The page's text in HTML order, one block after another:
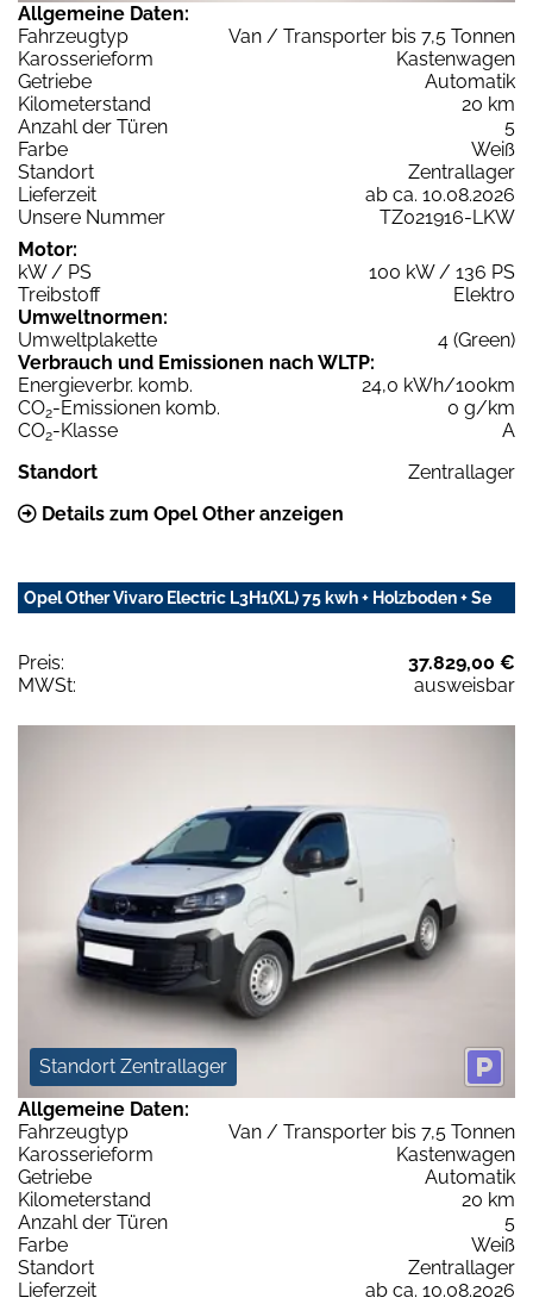
Allgemeine Daten:
Fahrzeugtyp
Van / Transporter bis 7,5 Tonnen
Karosserieform
Kastenwagen
Getriebe
Automatik
Kilometerstand
20 km
Anzahl der Türen
5
Farbe
Weiß
Standort
Zentrallager
Lieferzeit
ab ca. 10.08.2026
Unsere Nummer
TZ021916-LKW
Motor:
kW / PS
100 kW / 136 PS
Treibstoff
Elektro
Umweltnormen:
Umweltplakette
4 (Green)
Verbrauch und Emissionen nach WLTP:
Energieverbr. komb.
24,0 kWh/100km
CO2-Emissionen komb.
0 g/km
CO2-Klasse
A
Standort
Zentrallager
Details zum Opel Other anzeigen
Opel Other Vivaro Electric L3H1(XL) 75 kwh + Holzboden + Se
Preis:
37.829,00 €
MWSt:
ausweisbar
Standort Zentrallager
Allgemeine Daten:
Fahrzeugtyp
Van / Transporter bis 7,5 Tonnen
Karosserieform
Kastenwagen
Getriebe
Automatik
Kilometerstand
20 km
Anzahl der Türen
5
Farbe
Weiß
Standort
Zentrallager
Lieferzeit
ab ca. 10.08.2026